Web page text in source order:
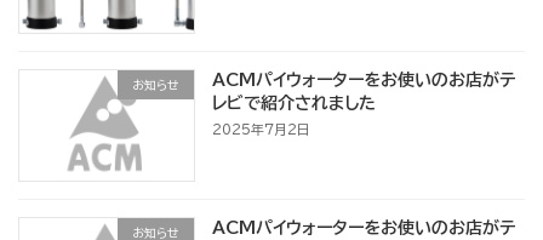
お知らせ
ACMパイウォーターをお使いのお店がテ
レビで紹介されました
2025年7月2日
お知らせ
ACMパイウォーターをお使いのお店がテ